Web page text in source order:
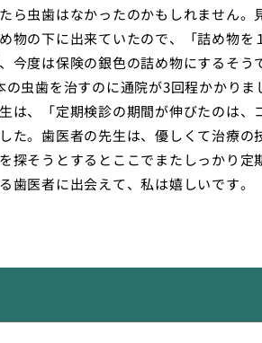
ら虫歯はなかったのかもしれません
物の下に出来ていたので、「詰め物
今度は保険の銀色の詰め物にするそ
虫歯を治すのに通院が3回程かかりま
は、「定期検診の期間が伸びたのは
た。歯医者の先生は、優しくて治療の
探そうとするとここでまたしっかり
歯医者に出会えて、私は嬉しいです。